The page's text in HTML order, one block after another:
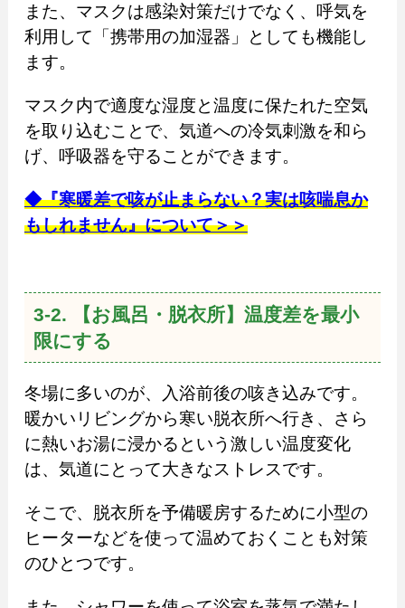
また、マスクは感染対策だけでなく、呼気を
利用して「携帯用の加湿器」としても機能し
ます。
マスク内で適度な湿度と温度に保たれた空気
を取り込むことで、気道への冷気刺激を和ら
げ、呼吸器を守ることができます。
◆『寒暖差で咳が止まらない？実は咳喘息か
もしれません』について＞＞
3-2. 【お風呂・脱衣所】温度差を最小
限にする
冬場に多いのが、入浴前後の咳き込みです。
暖かいリビングから寒い脱衣所へ行き、さら
に熱いお湯に浸かるという激しい温度変化
は、気道にとって大きなストレスです。
そこで、脱衣所を予備暖房するために小型の
ヒーターなどを使って温めておくことも対策
のひとつです。